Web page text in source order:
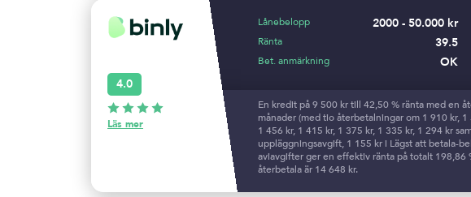
4.0
Läs mer
Lånebelopp 2000 - 50.000 kr
Ränta 39.5
Bet. anmärkning OK
En kredit på 9 500 kr till 42,50 % ränta med en
månader (med tio återbetalningar om 1 910 kr, 1
1 456 kr, 1 415 kr, 1 375 kr, 1 335 kr, 1 294 kr
uppläggningsavgift, 1 155 kr i Lägst att betala-
aviavgifter ger en effektiv ränta på totalt 198,86
återbetala är 14 648 kr.